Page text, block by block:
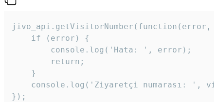
jivo_api.getVisitorNumber(function(error,
    if (error) {
        console.log('Hata: ', error);
        return;
    }
console.log('Ziyaretçi numarası: ',
});